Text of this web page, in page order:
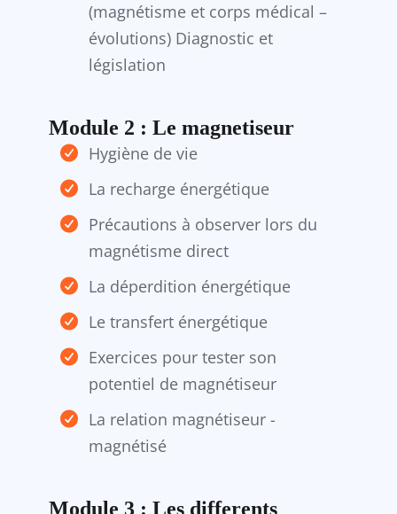
(magnétisme et corps médical –
évolutions) Diagnostic et
législation
Module 2 : Le magnetiseur
Hygiène de vie
La recharge énergétique
Précautions à observer lors du
magnétisme direct
La déperdition énergétique
Le transfert énergétique
Exercices pour tester son
potentiel de magnétiseur
La relation magnétiseur -
magnétisé
Module 3 : Les differents